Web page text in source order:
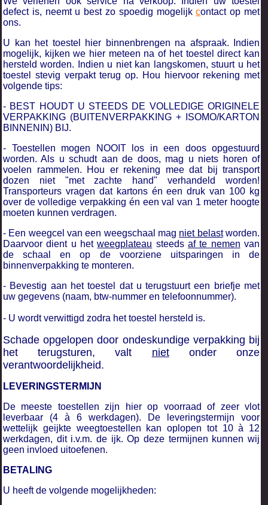
defect is, neemt u best zo spoedig mogelijkcontact op met
ons.
U kan het toestel hier binnenbrengen na afspraak. Indien
mogelijk, kijken we hier meteen na of het toestel direct kan
hersteld worden. Indien u niet kan langskomen, stuurt u het
toestel stevig verpakt terug op. Hou hiervoor rekening met
volgende tips:
- BEST HOUDT U STEEDS DE VOLLEDIGE ORIGINELE
VERPAKKING (BUITENVERPAKKING + ISOMO/KARTON
BINNENIN) BIJ.
- Toestellen mogen NOOIT los in een doos opgestuurd
worden. Als u schudt aan de doos, mag u niets horen of
voelen rammelen. Hou er rekening mee dat bij transport
dozen niet "met zachte hand" verhandeld worden!
Transporteurs vragen dat kartons én een druk van 100 kg
over de volledige verpakking én een val van 1 meter hoogte
moeten kunnen verdragen.
- Een weegcel van een weegschaal mag niet belastworden.
Daarvoor dient u hetweegplateau steedsaf te nemen van
de schaal en op de voorziene uitsparingen in de
binnenverpakking te monteren.
- Bevestig aan het toestel dat u terugstuurt een briefje met
uw gegevens (naam, btw-nummer en telefoonnummer).
- U wordt verwittigd zodra het toestel hersteld is.
Schade opgelopen door ondeskundige verpakking bij
het terugsturen, valt nietonder onze
verantwoordelijkheid.
LEVERINGSTERMIJN
De meeste toestellen zijn hier op voorraad of zeer vlot
leverbaar (4 à 6 werkdagen). De leveringstermijn voor
wettelijk geijkte weegtoestellen kan oplopen tot 10 à 12
werkdagen, dit i.v.m. de ijk. Op deze termijnen kunnen wij
geen invloed uitoefenen.
BETALING
U heeft de volgende mogelijkheden: